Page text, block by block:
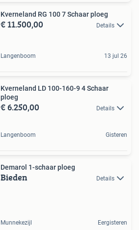
Kverneland RG 100 7 Schaar ploeg
€ 11.500,00 Details
Langenboom 13 jul 26
Kverneland LD 100-160-9 4 Schaar
ploeg
€ 6.250,00 Details
Langenboom Gisteren
Demarol 1-schaar ploeg
Bieden Details
Munnekezijl Eergisteren